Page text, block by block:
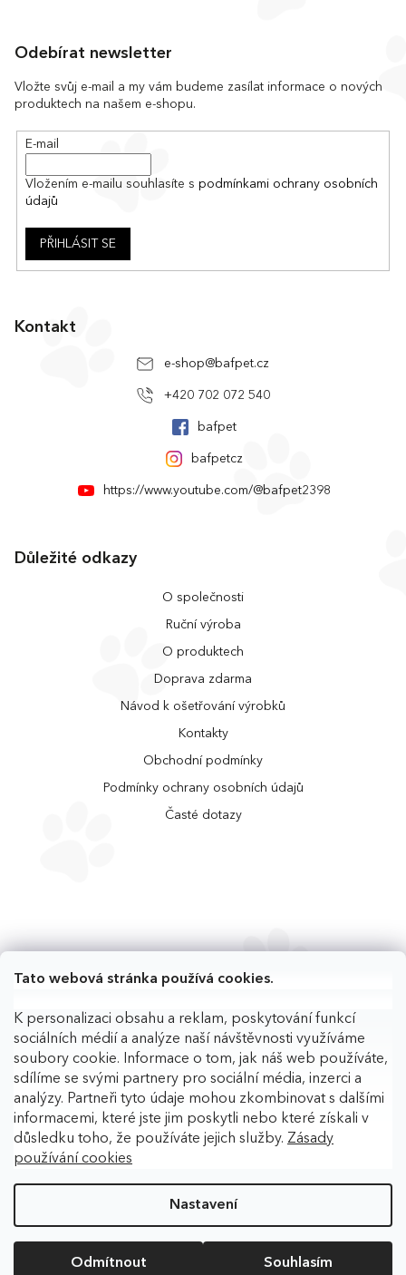
Tato webová stránka používá cookies.
K personalizaci obsahu a reklam, poskytování funkcí
sociálních médií a analýze naší návštěvnosti využíváme
soubory cookie. Informace o tom, jak náš web používáte,
sdílíme se svými partnery pro sociální média, inzerci a
analýzy. Partneři tyto údaje mohou zkombinovat s dalšími
informacemi, které jste jim poskytli nebo které získali v
důsledku toho, že používáte jejich služby. Zásady
používání cookies
Nastavení
Odmítnout Souhlasím
Odebírat newsletter
Vložte svůj e-mail a my vám budeme zasílat informace o nových
produktech na našem e-shopu.
E-mail
Vložením e-mailu souhlasíte s podmínkami ochrany osobních
údajů
PŘIHLÁSIT SE
Kontakt
e-shop@bafpet.cz
+420 702 072 540
bafpet
bafpetcz
https://www.youtube.com/@bafpet2398
Důležité odkazy
O společnosti
Ruční výroba
O produktech
Doprava zdarma
Návod k ošetřování výrobků
Kontakty
Obchodní podmínky
Podmínky ochrany osobních údajů
Časté dotazy
Vytvořil Shoptet